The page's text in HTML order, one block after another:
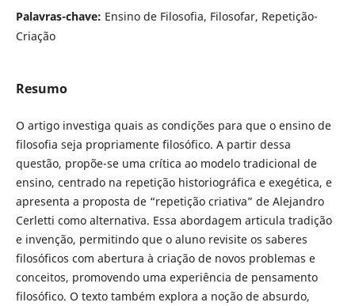
Palavras-chave: Ensino de Filosofia, Filosofar, Repetição-
Criação
Resumo
O artigo investiga quais as condições para que o ensino de
filosofia seja propriamente filosófico. A partir dessa
questão, propõe-se uma crítica ao modelo tradicional de
ensino, centrado na repetição historiográfica e exegética, e
apresenta a proposta de “repetição criativa” de Alejandro
Cerletti como alternativa. Essa abordagem articula tradição
e invenção, permitindo que o aluno revisite os saberes
filosóficos com abertura à criação de novos problemas e
conceitos, promovendo uma experiência de pensamento
filosófico. O texto também explora a noção de absurdo,